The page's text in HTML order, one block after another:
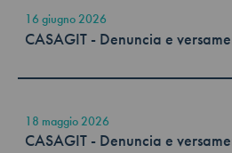
16 giugno 2026
CASAGIT - Denuncia e
18 maggio 2026
CASAGIT - Denuncia e